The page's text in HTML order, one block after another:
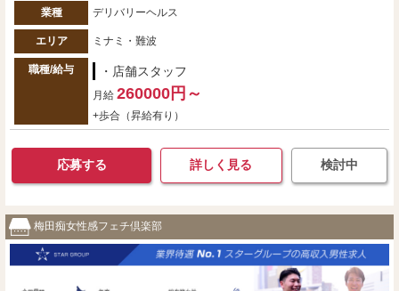
業種 デリバリーヘルス
エリア ミナミ・難波
職種/給与 ・店舗スタッフ
月給 260000円～
+歩合（昇給有り）
応募する 詳しく見る 検討中
梅田痴女性感フェチ倶楽部